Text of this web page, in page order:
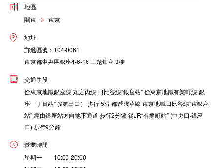
地區
關東
東京
地址
郵遞區號：104-0061
東京都中央區銀座4-6-16 三越銀座 3樓
交通手段
從東京地鐵銀座線·丸之內線·日比谷線"銀座站" 從東京地鐵有樂町線“銀
座一丁目站” (9號出口） 步行 5分 都營淺草線·東京地鐵日比谷線“東銀座
站” 經由銀座站方向地下通道 步行2分鐘 從JR“有樂町站” (中央口·銀座
口) 步行9分鐘
營業時間
星期一 10:00-20:00